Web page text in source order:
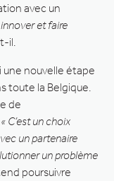
avec un
et faire
il.
une nouvelle étape
toute la Belgique.
de
« C’est un choix
un partenaire
un problème
poursuivre